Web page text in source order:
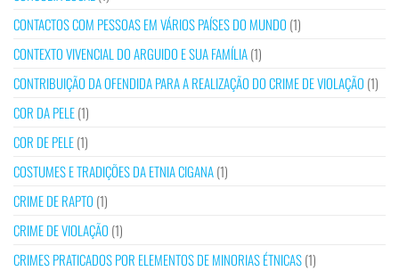
CONTACTOS COM PESSOAS EM VÁRIOS PAÍSES DO MUNDO (1)
CONTEXTO VIVENCIAL DO ARGUIDO E SUA FAMÍLIA(1)
CONTRIBUIÇÃO DA OFENDIDA PARA A REALIZAÇÃO DO CRIME DE VIOLAÇÃO (1)
COR DA PELE(1)
COR DE PELE(1)
COSTUMES E TRADIÇÕES DA ETNIA CIGANA(1)
CRIME DE RAPTO (1)
CRIME DE VIOLAÇÃO (1)
CRIMES PRATICADOS POR ELEMENTOS DE MINORIAS ÉTNICAS(1)